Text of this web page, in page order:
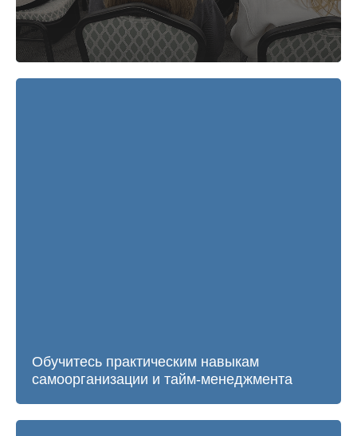
Обучитесь практическим навыкам
самоорганизации и тайм-менеджмента